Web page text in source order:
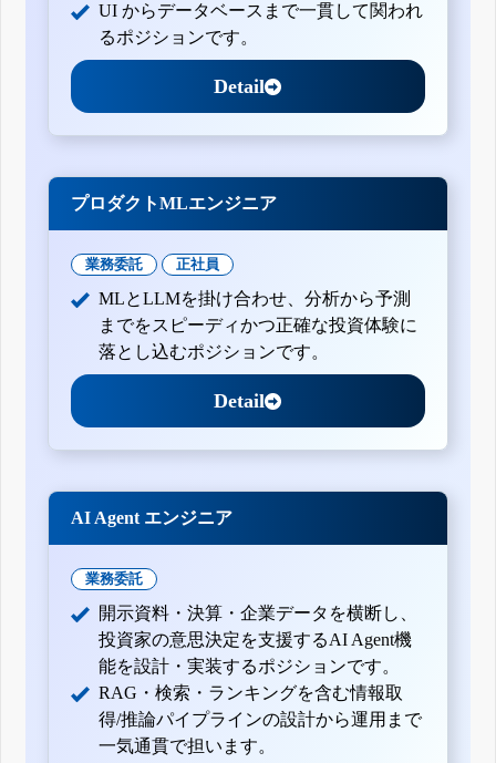
UI からデータベースまで一貫して関われ
るポジションです。
Detail
プロダクトMLエンジニア
業務委託 正社員
MLとLLMを掛け合わせ、分析から予測
までをスピーディかつ正確な投資体験に
落とし込むポジションです。
Detail
AI Agent エンジニア
業務委託
開示資料・決算・企業データを横断し、
投資家の意思決定を支援するAI Agent機
能を設計・実装するポジションです。
RAG・検索・ランキングを含む情報取
得/推論パイプラインの設計から運用まで
一気通貫で担います。